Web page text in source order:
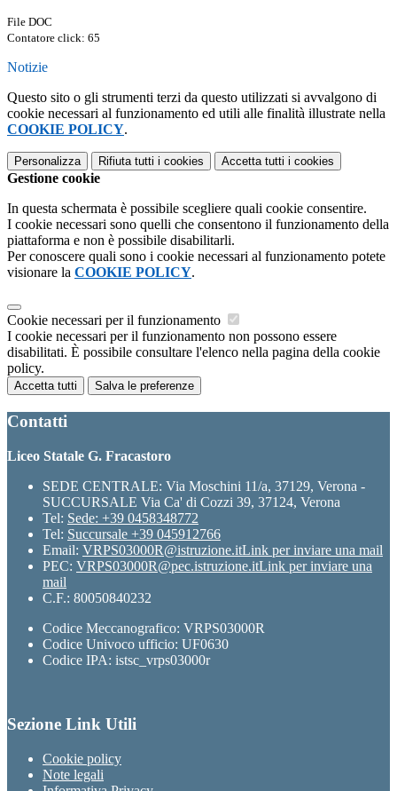
File DOC
Contatore click: 65
Notizie
Questo sito o gli strumenti terzi da questo utilizzati si avvalgono di
cookie necessari al funzionamento ed utili alle finalità illustrate nella
COOKIE POLICY.
Personalizza Rifiuta tutti i cookies Accetta tutti i cookies
Gestione cookie
In questa schermata è possibile scegliere quali cookie consentire.
I cookie necessari sono quelli che consentono il funzionamento della
piattaforma e non è possibile disabilitarli.
Per conoscere quali sono i cookie necessari al funzionamento potete
visionare la COOKIE POLICY.
Cookie necessari per il funzionamento
I cookie necessari per il funzionamento non possono essere
disabilitati. È possibile consultare l'elenco nella pagina della cookie
policy.
Accetta tutti Salva le preferenze
Contatti
Liceo Statale G. Fracastoro
SEDE CENTRALE: Via Moschini 11/a, 37129, Verona -
SUCCURSALE Via Ca' di Cozzi 39, 37124, Verona
Tel: Sede: +39 0458348772
Tel: Succursale +39 045912766
Email: VRPS03000R@istruzione.itLink per inviare una mail
PEC: VRPS03000R@pec.istruzione.itLink per inviare una
mail
C.F.: 80050840232
Codice Meccanografico: VRPS03000R
Codice Univoco ufficio: UF0630
Codice IPA: istsc_vrps03000r
Sezione Link Utili
Cookie policy
Note legali